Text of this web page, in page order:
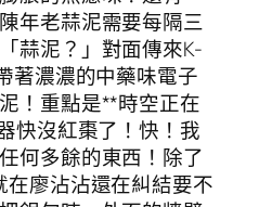
年老蒜泥需要每隔三
蒜泥？」對面傳來K-
著濃濃的中藥味電子
！重點是**時空正在
快沒紅棗了！快！我
何多餘的東西！除了
廖沾沾還在糾結要不